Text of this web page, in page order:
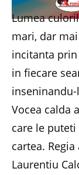
Lumea
mari, dar
incitanta
in fiecare
Vocea calda
care le
cartea.
Laurentiu